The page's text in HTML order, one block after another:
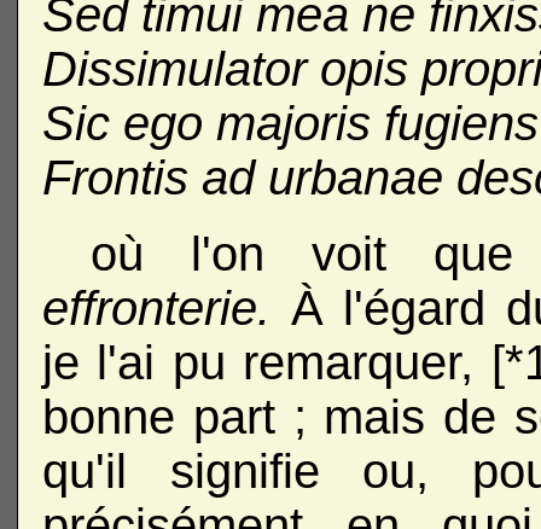
Sed timui mea ne
Dissimulator opis
Sic ego majoris
Frontis ad urbanae
où l'on voit
effronterie. À l'égard
je l'ai pu remarquer,
bonne part ; mais de
qu'il signifie ou,